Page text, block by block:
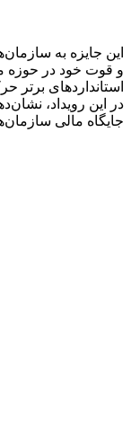
این جایزه به
و قوت خود در حوزه
استانداردهای
در این رویداد،
جایگاه مالی